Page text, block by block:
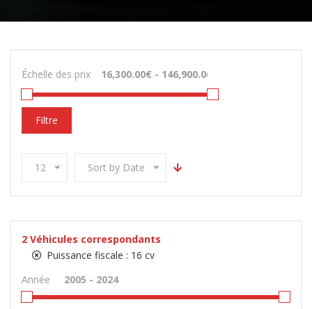
Échelle des prix
Filtre
12 Sort by Date
2 Véhicules correspondants
Puissance fiscale : 16 cv
Année